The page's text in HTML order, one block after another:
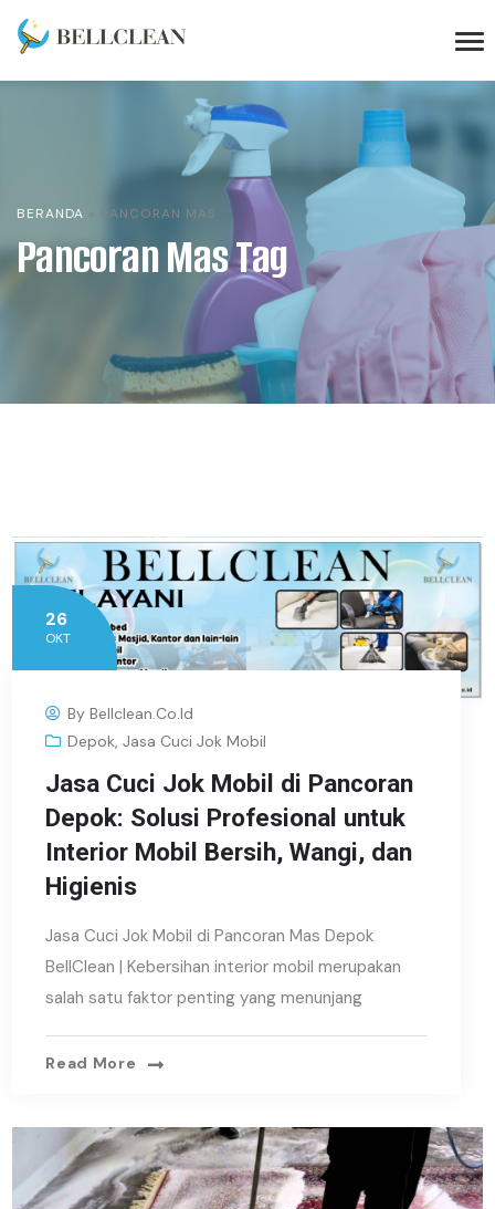
BERANDA PANCORAN MAS
Pancoran Mas Tag
26
OKT
ByBellclean.co.id
Depok,Jasa Cuci Jok Mobil
Jasa Cuci Jok Mobil di Pancoran
Depok: Solusi Profesional untuk
Interior Mobil Bersih, Wangi, dan
Higienis
Jasa Cuci Jok Mobil di Pancoran Mas Depok
BellClean | Kebersihan interior mobil merupakan
salah satu faktor penting yang menunjang
Read More